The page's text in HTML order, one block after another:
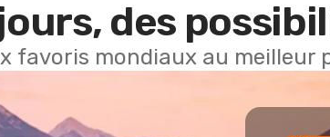
des
favoris mondiaux au meilleur